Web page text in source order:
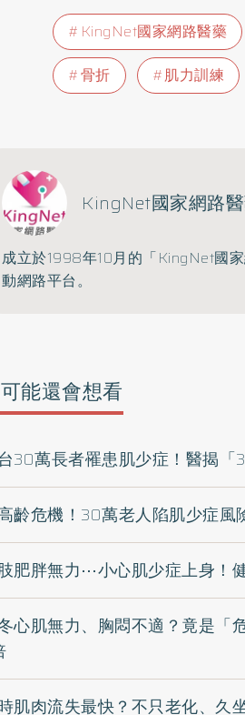
KingNet國家網路醫藥
骨折
肌力訓練
KingNet國家網路
成立於1998年10月的「KingNet國
動網路平台。
能還會想看
30萬長者罹患肌少症！醫揭
齡危機！30萬老人陷肌少症
肥胖無力⋯小心肌少症上身！
心肌無力、胸悶不適？竟是「
肌肉流失最快？不只老化、